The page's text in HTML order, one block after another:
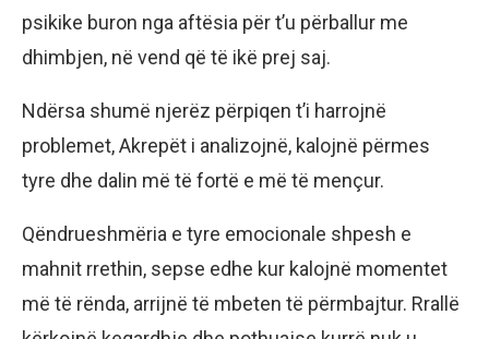
psikike buron nga aftësia për t’u përballur me
dhimbjen, në vend që të ikë prej saj.
Ndërsa shumë njerëz përpiqen t’i harrojnë
problemet, Akrepët i analizojnë, kalojnë përmes
tyre dhe dalin më të fortë e më të mençur.
Qëndrueshmëria e tyre emocionale shpesh e
mahnit rrethin, sepse edhe kur kalojnë momentet
më të rënda, arrijnë të mbeten të përmbajtur. Rrallë